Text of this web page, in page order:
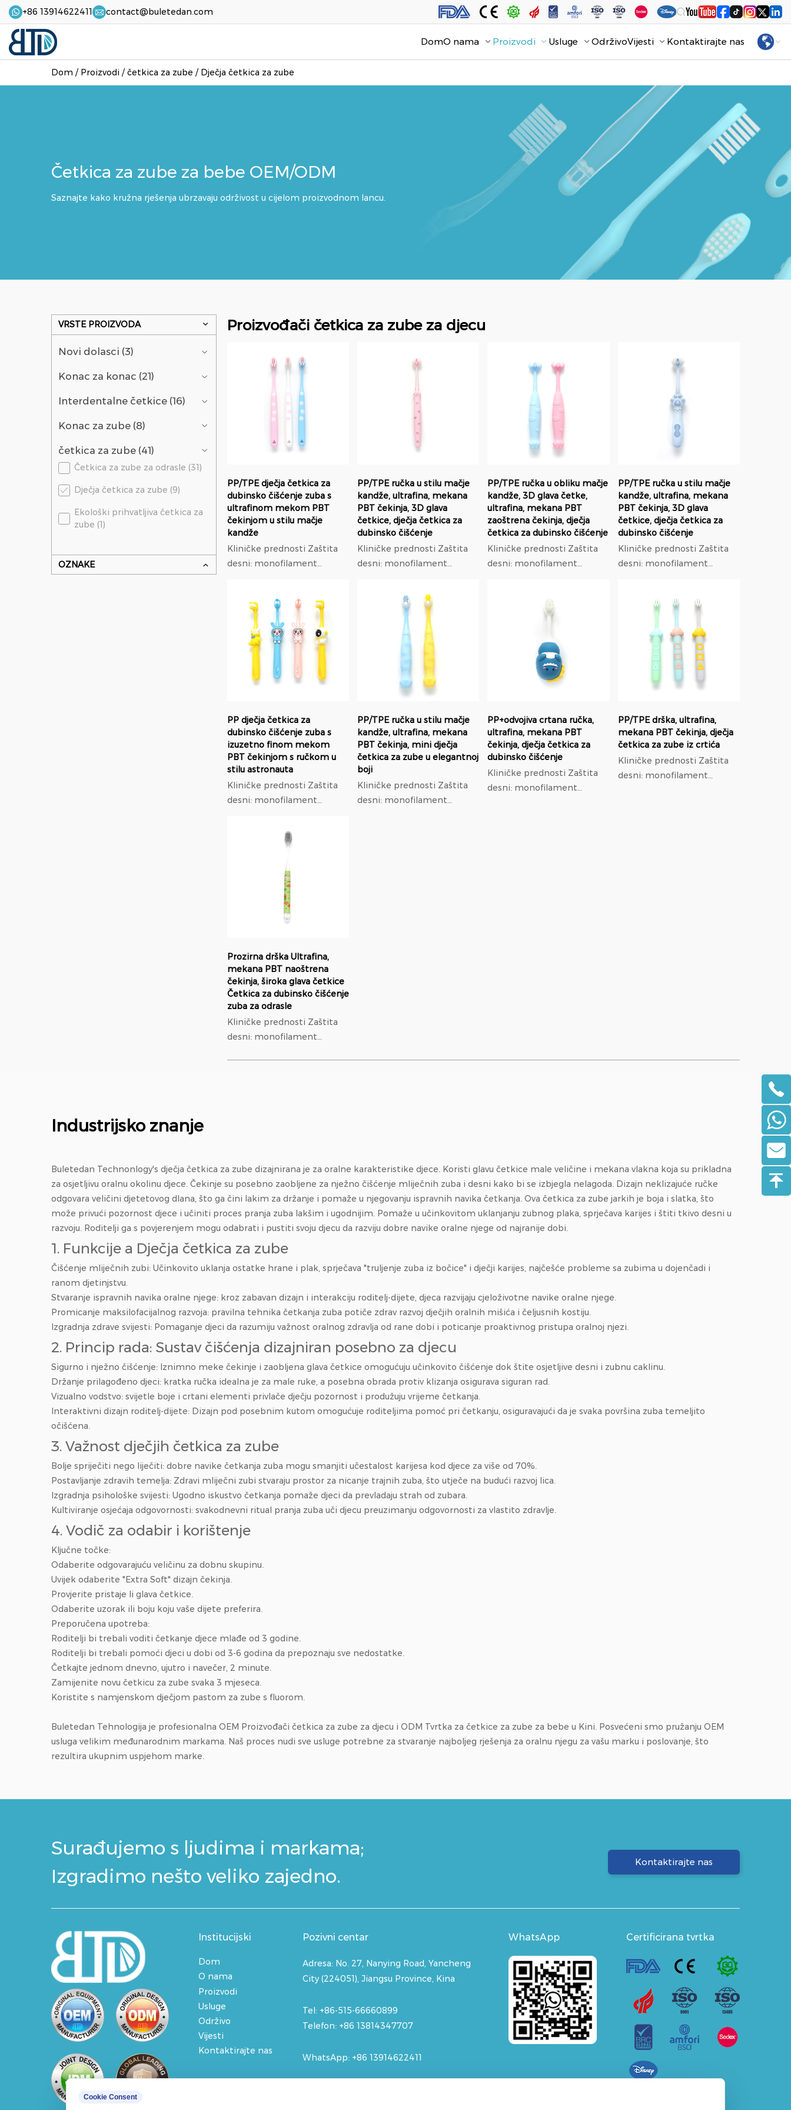
+86 13914622411 contact@buletedan.com
DomO nama Proizvodi Usluge OdrživoVijesti Kontaktirajte nas
Dom / Proizvodi /četkica za zube / Dječja četkica za zube
Četkica za zube za bebe OEM/ODM
Saznajte kako kružna rješenja ubrzavaju održivost u cijelom proizvodnom lancu.
VRSTE PROIZVODA
Novi dolasci (3)
Konac za konac (21)
Interdentalne četkice (16)
Konac za zube (8)
četkica za zube (41)
Četkica za zube za odrasle (31)
Dječja četkica za zube (9)
Ekološki prihvatljiva četkica za
zube (1)
OZNAKE
Proizvođači četkica za zube za djecu
PP/TPE dječja četkica za
dubinsko čišćenje zuba s
ultrafinom mekom PBT
čekinjom u stilu mačje
kandže
Kliničke prednosti Zaštita
desni: monofilament
manji pritisak na desni od
najlona; Ortodontska
prilagodb...
PP/TPE ručka u stilu mačje
kandže, ultrafina, mekana
PBT čekinja, 3D glava
četkice, dječja četkica za
dubinsko čišćenje
Kliničke prednosti Zaštita
desni: monofilament
modul elastičnosti, 37%
manji pritisak na desni od
PP/TPE ručka u obliku mačje
kandže, 3D glava četke,
ultrafina, mekana PBT
zaoštrena čekinja, dječja
četkica za dubinsko čišćenje
Kliničke prednosti Zaštita
desni: monofilament
manji pritisak na desni od
PP/TPE ručka u stilu mačje
kandže, ultrafina, mekana
PBT čekinja, 3D glava
četkice, dječja četkica za
dubinsko čišćenje
Kliničke prednosti Zaštita
desni: monofilament
manji pritisak na desni od
prilagodb...
PP dječja četkica za
dubinsko čišćenje zuba s
izuzetno finom mekom
PBT čekinjom s ručkom u
stilu astronauta
Kliničke prednosti Zaštita
desni: monofilament
modul elastičnosti, 37%
manji pritisak na desni od
PP/TPE ručka u stilu mačje
kandže, ultrafina, mekana
PBT čekinja, mini dječja
četkica za zube u elegantnoj
boji
Kliničke prednosti Zaštita
desni: monofilament
PP+odvojiva crtana ručka,
ultrafina, mekana PBT
čekinja, dječja četkica za
dubinsko čišćenje
Kliničke prednosti Zaštita
desni: monofilament
PP/TPE drška, ultrafina,
mekana PBT čekinja, dječja
četkica za zube iz crtića
Kliničke prednosti Zaštita
desni: monofilament
Prozirna drška Ultrafina,
mekana PBT naoštrena
čekinja, široka glava četkice
Četkica za dubinsko čišćenje
zuba za odrasle
Kliničke prednosti Zaštita
desni: monofilament
Industrijsko znanje
Buletedan Technonlogy's dječja četkica za zube dizajnirana je za oralne karakteristike djece. Koristi glavu četkice male veličine i mekana vlakna koja su prikladna
za osjetljivu oralnu okolinu djece. Čekinje su posebno zaobljene za nježno čišćenje mliječnih zuba i desni kako bi se izbjegla nelagoda. Dizajn neklizajuće ručke
odgovara veličini djetetovog dlana, što ga čini lakim za držanje i pomaže u njegovanju ispravnih navika četkanja. Ova četkica za zube jarkih je boja i slatka, što
može privući pozornost djece i učiniti proces pranja zuba lakšim i ugodnijim. Pomaže u učinkovitom uklanjanju zubnog plaka, sprječava karijes i štiti tkivo desni u
razvoju. Roditelji ga s povjerenjem mogu odabrati i pustiti svoju djecu da razviju dobre navike oralne njege od najranije dobi.
1. Funkcije a Dječja četkica za zube
Čišćenje mliječnih zubi: Učinkovito uklanja ostatke hrane i plak, sprječava "truljenje zuba iz bočice" i dječji karijes, najčešće probleme sa zubima u dojenčadi i
ranom djetinjstvu.
Stvaranje ispravnih navika oralne njege: kroz zabavan dizajn i interakciju roditelj-dijete, djeca razvijaju cjeloživotne navike oralne njege.
Promicanje maksilofacijalnog razvoja: pravilna tehnika četkanja zuba potiče zdrav razvoj dječjih oralnih mišića i čeljusnih kostiju.
Izgradnja zdrave svijesti: Pomaganje djeci da razumiju važnost oralnog zdravlja od rane dobi i poticanje proaktivnog pristupa oralnoj njezi.
2. Princip rada: Sustav čišćenja dizajniran posebno za djecu
Sigurno i nježno čišćenje: Iznimno meke čekinje i zaobljena glava četkice omogućuju učinkovito čišćenje dok štite osjetljive desni i zubnu caklinu.
Držanje prilagođeno djeci: kratka ručka idealna je za male ruke, a posebna obrada protiv klizanja osigurava siguran rad.
Vizualno vodstvo: svijetle boje i crtani elementi privlače dječju pozornost i produžuju vrijeme četkanja.
Interaktivni dizajn roditelj-dijete: Dizajn pod posebnim kutom omogućuje roditeljima pomoć pri četkanju, osiguravajući da je svaka površina zuba temeljito
očišćena.
3. Važnost dječjih četkica za zube
Bolje spriječiti nego liječiti: dobre navike četkanja zuba mogu smanjiti učestalost karijesa kod djece za više od 70%.
Postavljanje zdravih temelja: Zdravi mliječni zubi stvaraju prostor za nicanje trajnih zuba, što utječe na budući razvoj lica.
Izgradnja psihološke svijesti: Ugodno iskustvo četkanja pomaže djeci da prevladaju strah od zubara.
Kultiviranje osjećaja odgovornosti: svakodnevni ritual pranja zuba uči djecu preuzimanju odgovornosti za vlastito zdravlje.
4. Vodič za odabir i korištenje
Ključne točke:
Odaberite odgovarajuću veličinu za dobnu skupinu.
Uvijek odaberite "Extra Soft" dizajn čekinja.
Provjerite pristaje li glava četkice.
Odaberite uzorak ili boju koju vaše dijete preferira.
Preporučena upotreba:
Roditelji bi trebali voditi četkanje djece mlađe od 3 godine.
Roditelji bi trebali pomoći djeci u dobi od 3-6 godina da prepoznaju sve nedostatke.
Četkajte jednom dnevno, ujutro i navečer, 2 minute.
Zamijenite novu četkicu za zube svaka 3 mjeseca.
Koristite s namjenskom dječjom pastom za zube s fluorom.
Buletedan Tehnologija je profesionalna OEM Proizvođači četkica za zube za djecu i ODM Tvrtka za četkice za zube za bebe u Kini. Posvećeni smo pružanju OEM
usluga velikim međunarodnim markama. Naš proces nudi sve usluge potrebne za stvaranje najboljeg rješenja za oralnu njegu za vašu marku i poslovanje, što
rezultira ukupnim uspjehom marke.
Surađujemo s ljudima i markama;
Izgradimo nešto veliko zajedno.
Kontaktirajte nas
Institucijski
Dom
O nama
Proizvodi
Usluge
Održivo
Vijesti
Kontaktirajte nas
Pozivni centar
Adresa: No. 27, Nanying Road, Yancheng
City (224051), Jiangsu Province, Kina
Tel: +86-515-66660899
Telefon: +86 13814347707
WhatsApp: +86 13914622411
WhatsApp Certificirana tvrtka
Cookie Consent